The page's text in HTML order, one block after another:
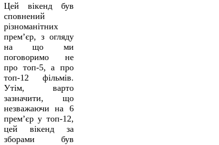
Цей вікенд був
сповнений
різноманітних
прем’єр, з огляду
на що ми
поговоримо не
про топ-5, а про
топ-12 фільмів.
Утім, варто
зазначити, що
незважаючи на 6
прем’єр у топ-12,
цей вікенд за
зборами був